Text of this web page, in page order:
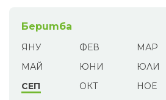
Беритба
ЯНУ ФЕВ МАР
МАЙ
ЮНИ ЮЛИ
СЕП
ОКТ НОЕ